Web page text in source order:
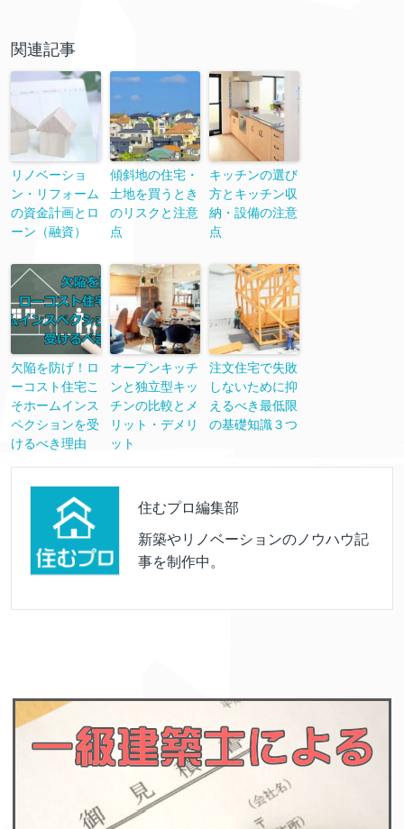
関連記事
リノベーショ
ン・リフォーム
の資金計画とロ
ーン（融資）
傾斜地の住宅・
土地を買うとき
のリスクと注意
点
キッチンの選び
方とキッチン収
納・設備の注意
点
欠陥を防げ！ロ
ーコスト住宅こ
そホームインス
ペクションを受
けるべき理由
オープンキッチ
ンと独立型キッ
チンの比較とメ
リット・デメリ
ット
注文住宅で失敗
しないために抑
えるべき最低限
の基礎知識３つ
住むプロ編集部
新築やリノベーションのノウハウ記
事を制作中。